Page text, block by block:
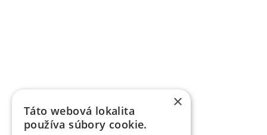
×
Táto webová lokalita
používa súbory cookie.